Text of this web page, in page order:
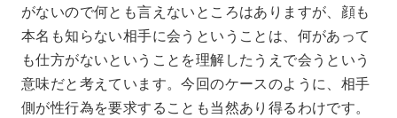
がないので何とも言えないところはありますが、顔も
本名も知らない相手に会うということは、何があって
も仕方がないということを理解したうえで会うという
意味だと考えています。今回のケースのように、相手
側が性行為を要求することも当然あり得るわけです。